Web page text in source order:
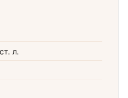
л.